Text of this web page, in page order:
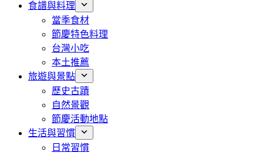
食譜與料理
當季食材
節慶特色料理
台灣小吃
本土推薦
旅遊與景點
歷史古蹟
自然景觀
節慶活動地點
生活與習慣
日常習慣